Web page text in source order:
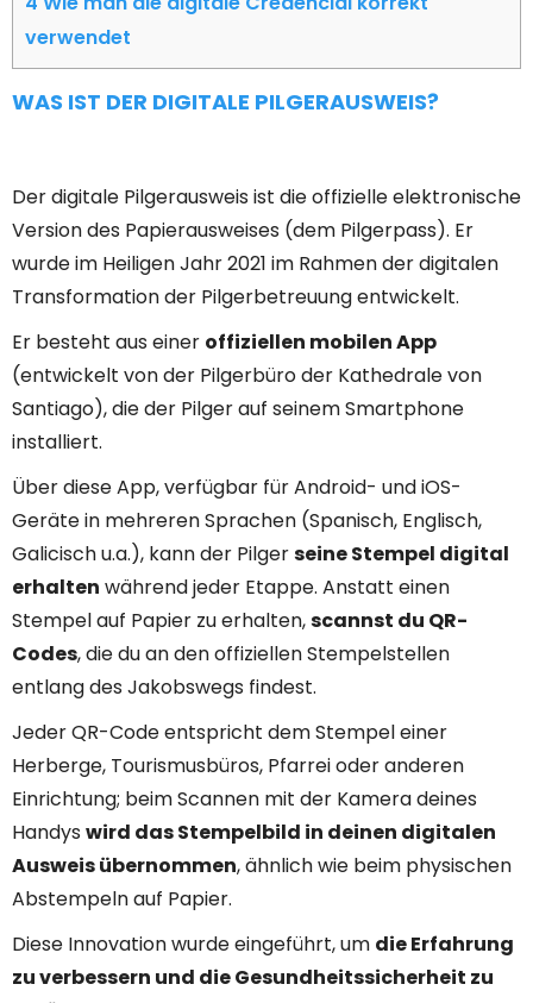
verwendet
WAS IST DER DIGITALE PILGERAUSWEIS?
Der digitale Pilgerausweis ist die offizielle elektronische
Version des Papierausweises (dem Pilgerpass). Er
wurde im Heiligen Jahr 2021 im Rahmen der digitalen
Transformation der Pilgerbetreuung entwickelt.
Er besteht aus einer offiziellen mobilen App
(entwickelt von der Pilgerbüro der Kathedrale von
Santiago), die der Pilger auf seinem Smartphone
installiert.
Über diese App, verfügbar für Android- und iOS-
Geräte in mehreren Sprachen (Spanisch, Englisch,
Galicisch u.a.), kann der Pilgerseine Stempel digital
erhalten während jeder Etappe. Anstatt einen
Stempel auf Papier zu erhalten,scannst du QR-
Codes, die du an den offiziellen Stempelstellen
entlang des Jakobswegs findest.
Jeder QR-Code entspricht dem Stempel einer
Herberge, Tourismusbüros, Pfarrei oder anderen
Einrichtung; beim Scannen mit der Kamera deines
Handys wird das Stempelbild in deinen digitalen
Ausweis übernommen, ähnlich wie beim physischen
Abstempeln auf Papier.
Diese Innovation wurde eingeführt, um die Erfahrung
zu verbessern und die Gesundheitssicherheit zu